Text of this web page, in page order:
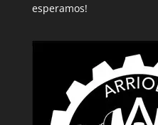
esperamos!